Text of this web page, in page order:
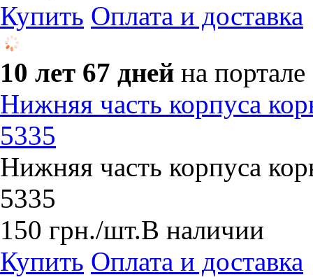
Купить Оплата и доставка
10 лет 67 дней на портале
Нижняя часть корпуса
5335
Нижняя часть корпуса
5335
150 грн./шт.В наличии
Купить Оплата и доставка